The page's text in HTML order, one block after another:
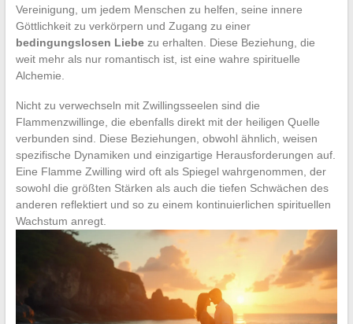
Vereinigung, um jedem Menschen zu helfen, seine innere
Göttlichkeit zu verkörpern und Zugang zu einer
bedingungslosen Liebezu erhalten. Diese Beziehung, die
weit mehr als nur romantisch ist, ist eine wahre spirituelle
Alchemie.
Nicht zu verwechseln mit Zwillingsseelen sind die
Flammenzwillinge, die ebenfalls direkt mit der heiligen Quelle
verbunden sind. Diese Beziehungen, obwohl ähnlich, weisen
spezifische Dynamiken und einzigartige Herausforderungen auf.
Eine Flamme Zwilling wird oft als Spiegel wahrgenommen, der
sowohl die größten Stärken als auch die tiefen Schwächen des
anderen reflektiert und so zu einem kontinuierlichen spirituellen
Wachstum anregt.